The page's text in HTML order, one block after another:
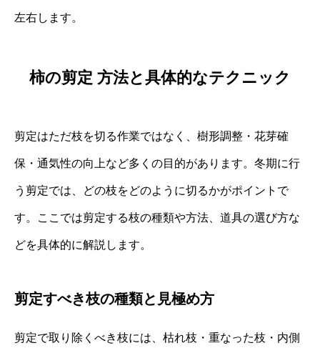
左右します。
柿の剪定 方法と具体的なテクニック
剪定はただ枝を切る作業ではなく、樹形調整・花芽確
保・通気性の向上など多くの目的があります。冬期に行
う剪定では、どの枝をどのように切るかがポイントで
す。ここでは剪定する枝の種類や方法、道具の選び方な
どを具体的に解説します。
剪定すべき枝の種類と見極め方
剪定で取り除くべき枝には、枯れ枝・重なった枝・内側